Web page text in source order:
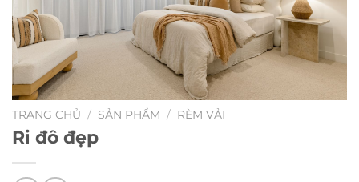
TRANG CHỦ / SẢN PHẨM / RÈM VẢI
Ri đô đẹp